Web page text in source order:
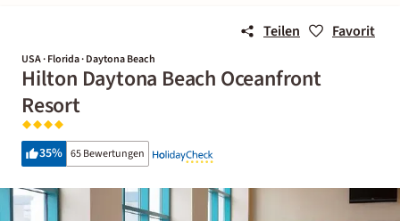
Teilen Favorit
USA · Florida · Daytona Beach
Hilton Daytona Beach Oceanfront
Resort
35% 65 Bewertungen